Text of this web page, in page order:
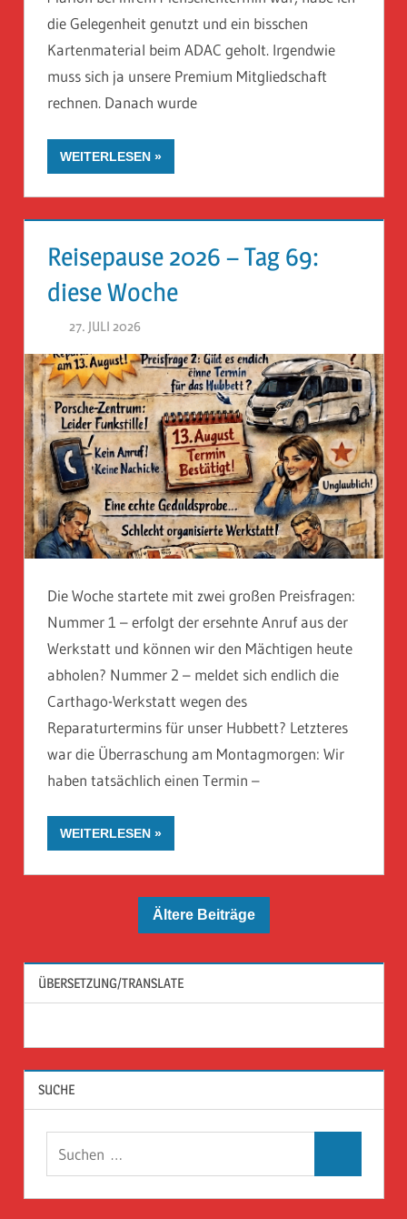
die Gelegenheit genutzt und ein bisschen
Kartenmaterial beim ADAC geholt. Irgendwie
muss sich ja unsere Premium Mitgliedschaft
rechnen. Danach wurde
WEITERLESEN
Reisepause 2026 – Tag 69:
diese Woche
27. JULI 2026
Die Woche startete mit zwei großen Preisfragen:
Nummer 1 – erfolgt der ersehnte Anruf aus der
Werkstatt und können wir den Mächtigen heute
abholen? Nummer 2 – meldet sich endlich die
Carthago-Werkstatt wegen des
Reparaturtermins für unser Hubbett? Letzteres
war die Überraschung am Montagmorgen: Wir
haben tatsächlich einen Termin –
WEITERLESEN
Ältere Beiträge
ÜBERSETZUNG/TRANSLATE
SUCHE